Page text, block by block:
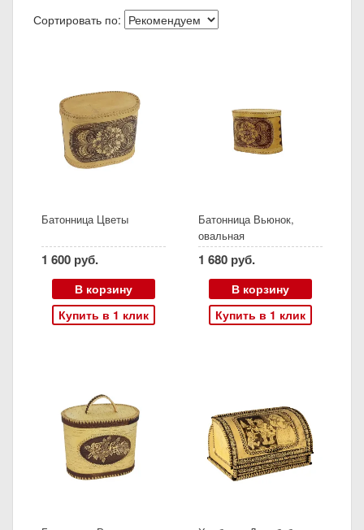
Сортировать по:
Батонница Цветы
1 600 руб.
В корзину
Купить в 1 клик
Батонница Вьюнок,
овальная
1 680 руб.
В корзину
Купить в 1 клик